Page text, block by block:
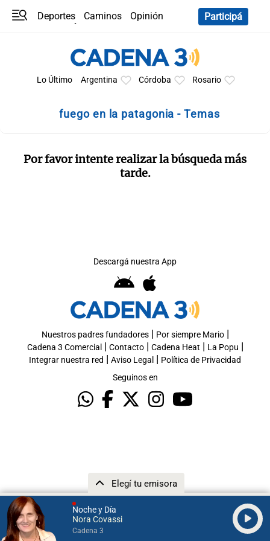
Noche y Día
Nora Covassi
Cadena 3
Elegí tu emisora
Deportes Caminos
Opinión
Participá
Lo Último Argentina Córdoba Rosario
fuego en la patagonia - Temas
Por favor intente realizar la búsqueda más
tarde.
Descargá nuestra App
Nuestros padres fundadores| Por siempre Mario|
Cadena 3 Comercial | Contacto| Cadena Heat | La Popu |
Integrar nuestra red | Aviso Legal | Política de Privacidad
Seguinos en